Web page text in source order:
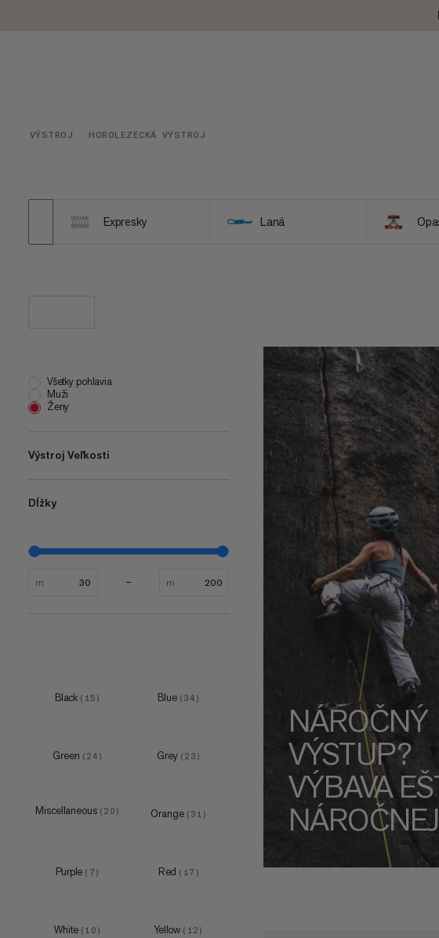
VÝSTROJ HOROLEZECKÁ VÝSTROJ
Expresky Laná
Všetky pohlavia
Muži
Ženy
Výstroj Veľkosti
one size
S (9)
Dĺžky
m m
Black ( 15 ) Blue ( 34 )
Green ( 24 ) Grey ( 23 )
Miscellaneous ( 20 ) Orange ( 31 )
Purple ( 7 ) Red ( 17 )
White ( 10 ) Yellow ( 12 )
NÁROČNÝ
VÝSTUP?
VÝBAVA